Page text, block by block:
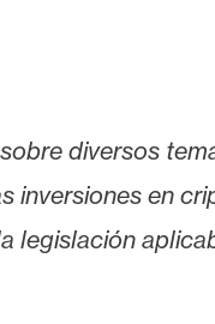
diversos
inversiones en
legislación